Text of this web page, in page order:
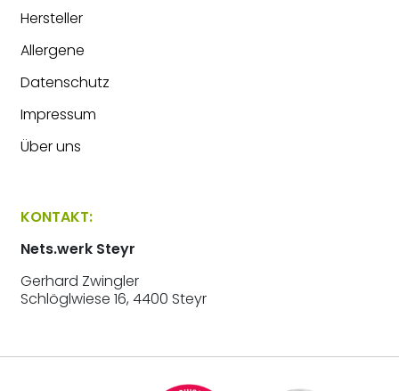
Hersteller
Allergene
Datenschutz
Impressum
Über uns
KONTAKT:
Nets.werk Steyr
Gerhard Zwingler
Schlöglwiese 16, 4400 Steyr